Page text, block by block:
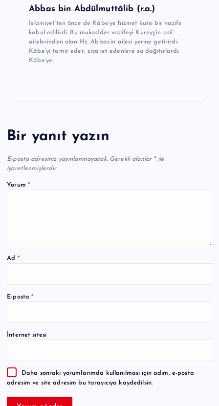
Abbas bin Abdülmuttâlib (r.a.)
İslamiyet’ten önce de Kâbe’ye hizmet kutsi bir vazife
kabul edilirdi. Bu mukad­des vazifeyi Kureyş’in asil
ailelerinden olan Hz. Abbas’ın ailesi yerine getirirdi.
Kâbe’yi tamir eder, ziyaret edenlere su dağıtırlardı.
Kâbe’ye…
Bir yanıt yazın
E-posta adresiniz yayınlanmayacak. Gerekli alanlar *ile
işaretlenmişlerdir
Yorum *
Ad *
E-posta*
İnternet sitesi
Daha sonraki yorumlarımda kullanılması için adım, e-posta
adresim ve site adresim bu tarayıcıya kaydedilsin.
A
e
a
t